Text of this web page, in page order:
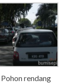
Pohon rendang